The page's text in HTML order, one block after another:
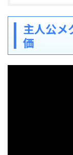
主人公メ
価